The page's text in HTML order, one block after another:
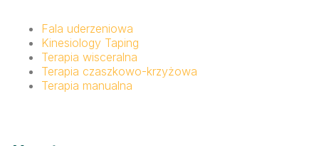
Fala uderzeniowa
Kinesiology Taping
Terapia wisceralna
Terapia czaszkowo-krzyżowa
Terapia manualna